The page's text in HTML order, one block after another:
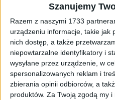
Szanujemy
Razem z naszymi 1733
urządzeniu informacje, takie jak
nich dostęp, a także
niepowtarzalne identyfikatory i
wysyłane przez urządzenie, w
spersonalizowanych reklam i
zbierania opinii odbiorców, a
produktów. Za Twoją zgodą my i
FAJRANT